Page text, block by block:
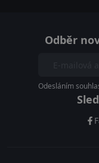
Odběr
Odesláním